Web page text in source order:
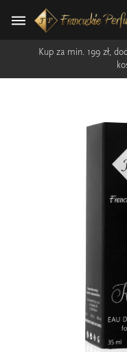
Kup za min. 199 zł,